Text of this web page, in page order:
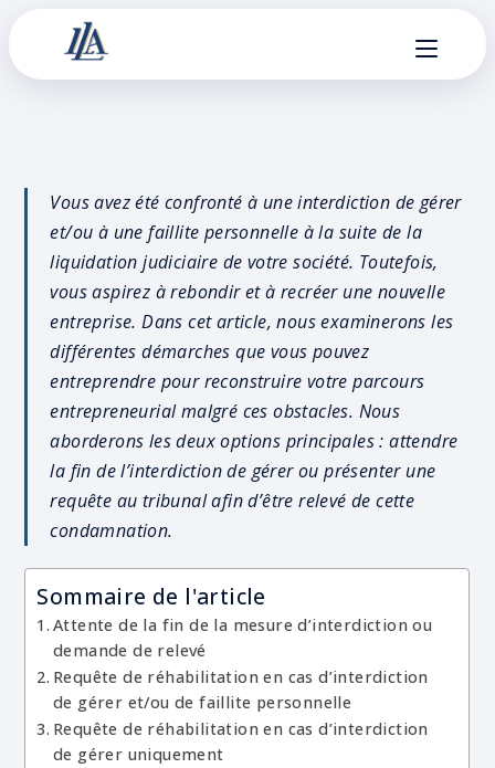
Vous avez été confronté à une interdiction de gérer
et/ou à une faillite personnelle à la suite de la
liquidation judiciaire de votre société. Toutefois,
vous aspirez à rebondir et à recréer une nouvelle
entreprise. Dans cet article, nous examinerons les
différentes démarches que vous pouvez
entreprendre pour reconstruire votre parcours
entrepreneurial malgré ces obstacles. Nous
aborderons les deux options principales : attendre
la fin de l’interdiction de gérer ou présenter une
requête au tribunal afin d’être relevé de cette
condamnation.
Sommaire de l'article
Attente de la fin de la mesure d’interdiction ou
demande de relevé
Requête de réhabilitation en cas d’interdiction
de gérer et/ou de faillite personnelle
Requête de réhabilitation en cas d’interdiction
de gérer uniquement